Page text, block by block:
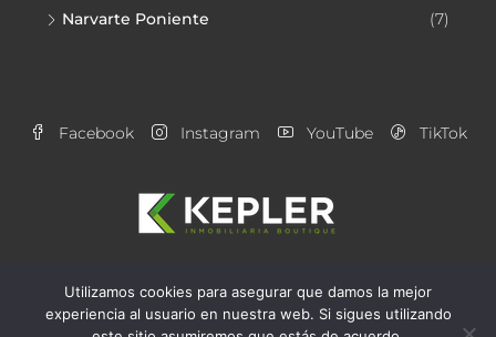
Narvarte Poniente
(7)
Facebook Instagram YouTube TikTok
Aviso de Privacidad Alianzas Kepler
Utilizamos cookies para asegurar que damos la mejor
experiencia al usuario en nuestra web. Si sigues utilizando